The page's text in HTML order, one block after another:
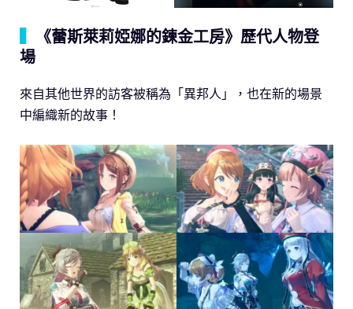
《蕾斯萊莉婭娜的鍊金工房》歷代人物登
場
來自其他世界的訪客被稱為「異邦人」，也在新的場景
中編織新的故事！